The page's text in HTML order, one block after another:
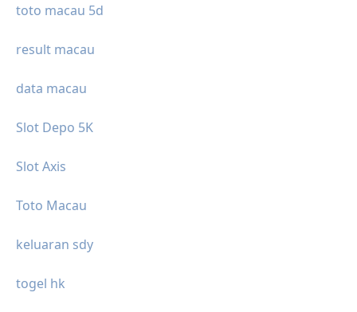
toto macau 5d
result macau
data macau
Slot Depo 5K
Slot Axis
Toto Macau
keluaran sdy
togel hk